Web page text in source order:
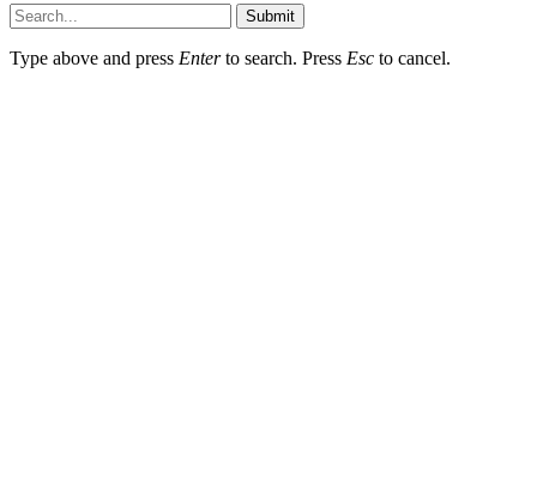
Submit
Type above and press Enterto search. Press Esc to cancel.